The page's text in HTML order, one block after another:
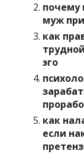
почему
муж
как
эго
как
если